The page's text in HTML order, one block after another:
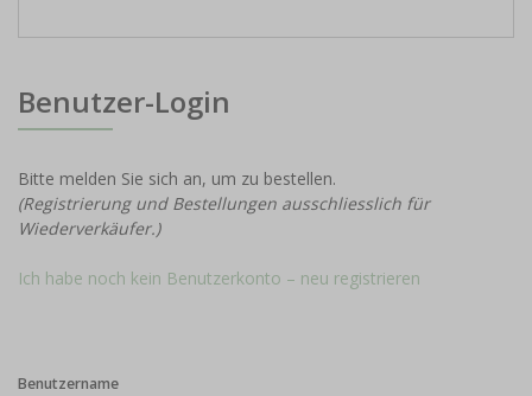
Benutzer-Login
Bitte melden Sie sich an, um zu bestellen.
(Registrierung und Bestellungen ausschliesslich für
Wiederverkäufer.)
Ich habe noch kein Benutzerkonto – neu registrieren
Benutzername